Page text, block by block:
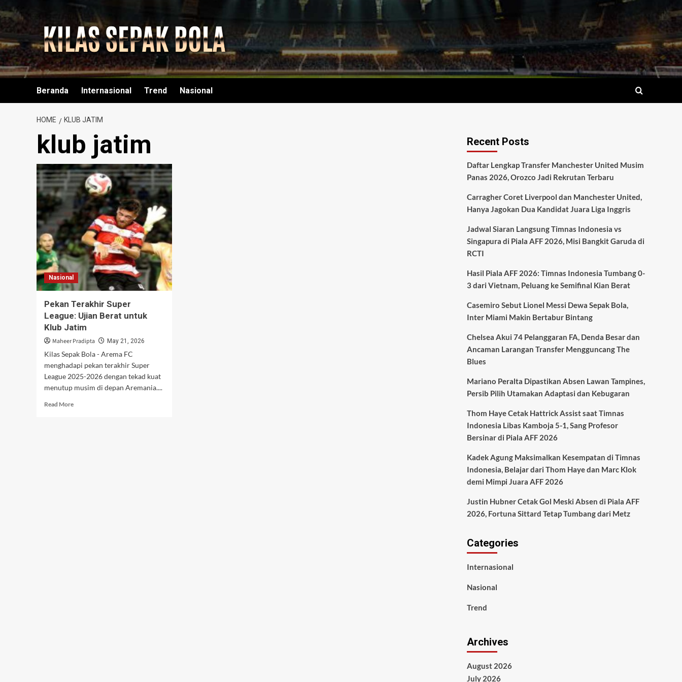
Skip
to
content
Beranda Internasional Trend Nasional
HOME KLUB JATIM
klub jatim
Nasional
Pekan Terakhir Super
League: Ujian Berat untuk
Klub Jatim
Maheer Pradipta May 21, 2026
Kilas Sepak Bola - Arema FC
menghadapi pekan terakhir Super
League 2025-2026 dengan tekad kuat
menutup musim di depan Aremania....
Read MoreRead
Recent Posts
Daftar Lengkap Transfer Manchester United Musim
Panas 2026, Orozco Jadi Rekrutan Terbaru
Carragher Coret Liverpool dan Manchester United,
Hanya Jagokan Dua Kandidat Juara Liga Inggris
Jadwal Siaran Langsung Timnas Indonesia vs
Singapura di Piala AFF 2026, Misi Bangkit Garuda di
RCTI
Hasil Piala AFF 2026: Timnas Indonesia Tumbang 0-
3 dari Vietnam, Peluang ke Semifinal Kian Berat
Casemiro Sebut Lionel Messi Dewa Sepak Bola,
Inter Miami Makin Bertabur Bintang
Chelsea Akui 74 Pelanggaran FA, Denda Besar dan
Ancaman Larangan Transfer Mengguncang The
Blues
Mariano Peralta Dipastikan Absen Lawan Tampines,
Persib Pilih Utamakan Adaptasi dan Kebugaran
Thom Haye Cetak Hattrick Assist saat Timnas
Indonesia Libas Kamboja 5-1, Sang Profesor
Bersinar di Piala AFF 2026
Kadek Agung Maksimalkan Kesempatan di Timnas
Indonesia, Belajar dari Thom Haye dan Marc Klok
demi Mimpi Juara AFF 2026
Justin Hubner Cetak Gol Meski Absen di Piala AFF
2026, Fortuna Sittard Tetap Tumbang dari Metz
Categories
Internasional
Nasional
Trend
Archives
August 2026
July 2026